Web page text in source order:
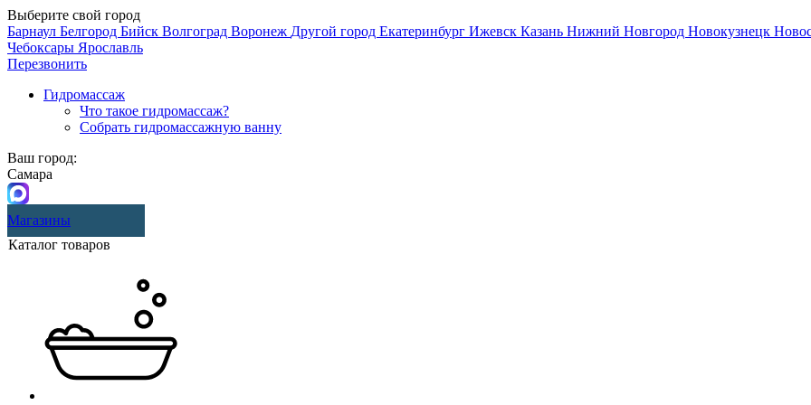
Выберите свой город
Барнаул Белгород Бийск Волгоград Воронеж Другой город Екатеринбург Ижевск Казань Нижний Новгород Новокузнецк
Чебоксары Ярославль
Перезвонить
Гидромассаж
Что такое гидромассаж?
Собрать гидромассажную ванну
Ваш город:
Самара
Магазины
Каталог товаров